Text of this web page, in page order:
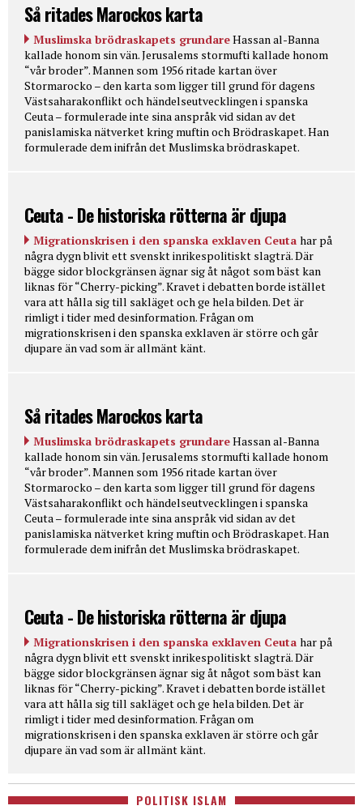
Så ritades Marockos karta
Muslimska brödraskapets grundareHassan al-Banna
kallade honom sin vän. Jerusalems stormufti kallade honom
“vår broder”. Mannen som 1956 ritade kartan över
Stormarocko – den karta som ligger till grund för dagens
Västsaharakonflikt och händelseutvecklingen i spanska
Ceuta – formulerade inte sina anspråk vid sidan av det
panislamiska nätverket kring muftin och Brödraskapet. Han
formulerade dem inifrån det Muslimska brödraskapet.
Ceuta - De historiska rötterna är djupa
Migrationskrisen i den spanska exklaven Ceuta har på
några dygn blivit ett svenskt inrikespolitiskt slagträ. Där
bägge sidor blockgränsen ägnar sig åt något som bäst kan
liknas för “Cherry-picking”. Kravet i debatten borde istället
vara att hålla sig till sakläget och ge hela bilden. Det är
rimligt i tider med desinformation. Frågan om
migrationskrisen i den spanska exklaven är större och går
djupare än vad som är allmänt känt.
Så ritades Marockos karta
Muslimska brödraskapets grundareHassan al-Banna
kallade honom sin vän. Jerusalems stormufti kallade honom
“vår broder”. Mannen som 1956 ritade kartan över
Stormarocko – den karta som ligger till grund för dagens
Västsaharakonflikt och händelseutvecklingen i spanska
Ceuta – formulerade inte sina anspråk vid sidan av det
panislamiska nätverket kring muftin och Brödraskapet. Han
formulerade dem inifrån det Muslimska brödraskapet.
Ceuta - De historiska rötterna är djupa
Migrationskrisen i den spanska exklaven Ceuta har på
några dygn blivit ett svenskt inrikespolitiskt slagträ. Där
bägge sidor blockgränsen ägnar sig åt något som bäst kan
liknas för “Cherry-picking”. Kravet i debatten borde istället
vara att hålla sig till sakläget och ge hela bilden. Det är
rimligt i tider med desinformation. Frågan om
migrationskrisen i den spanska exklaven är större och går
djupare än vad som är allmänt känt.
POLITISK ISLAM